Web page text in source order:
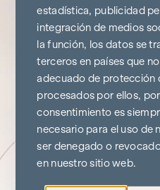
estadística, publicidad
integración de medios
la función, los datos se
terceros en países que
adecuado de protección
procesados por ellos,
consentimiento es
necesario para el uso de
ser denegado o
en nuestro sitio web.